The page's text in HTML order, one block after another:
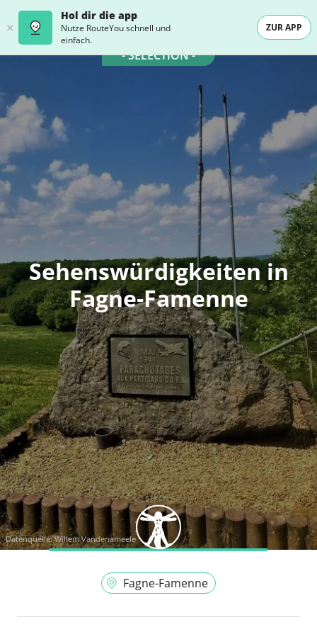
Hol dir die app
Nutze RouteYou schnell und
einfach.
ZUR APP
- SELECTION -
Sehenswürdigkeiten in
Fagne-Famenne
Datenquelle:Willem Vandenameele
Fagne-Famenne